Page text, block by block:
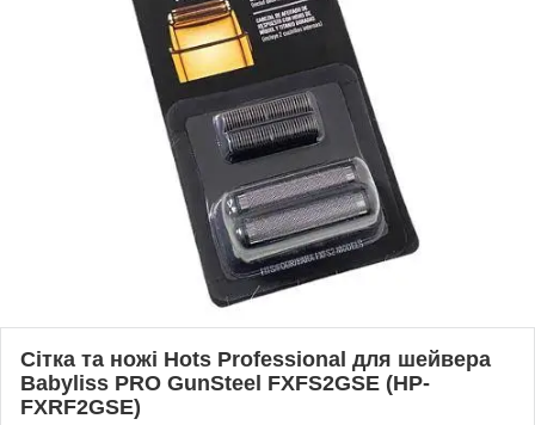
Сітка та ножі Hots Professional для шейвера
Babyliss PRO GunSteel FXFS2GSE (HP-
FXRF2GSE)